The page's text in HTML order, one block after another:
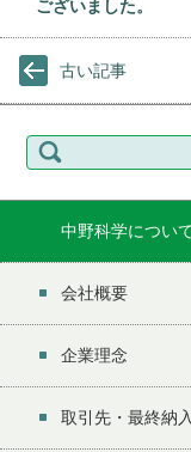
ございました。
古い記事
索:
中野科学につい
会社概要
企業理念
取引先・最終納